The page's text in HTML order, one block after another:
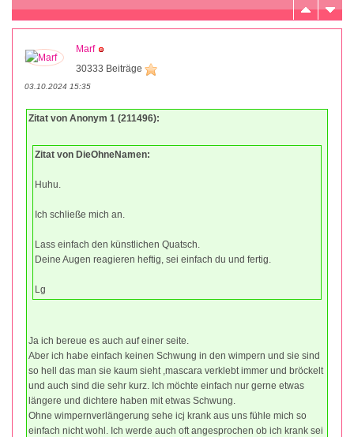
Marf
30333 Beiträge
03.10.2024 15:35
Zitat von Anonym 1 (211496):
Zitat von DieOhneNamen:
Huhu.
Ich schließe mich an.
Lass einfach den künstlichen Quatsch.
Deine Augen reagieren heftig, sei einfach du und fertig.
Lg
Ja ich bereue es auch auf einer seite.
Aber ich habe einfach keinen Schwung in den wimpern und sie sind
so hell das man sie kaum sieht ,mascara verklebt immer und bröckelt
und auch sind die sehr kurz. Ich möchte einfach nur gerne etwas
längere und dichtere haben mit etwas Schwung.
Ohne wimpernverlängerung sehe icj krank aus uns fühle mich so
einfach nicht wohl. Ich werde auch oft angesprochen ob ich krank sei